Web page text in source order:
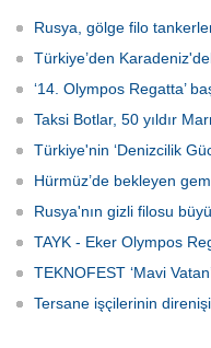
hava ve deniz kuvvetlerinin
operasyonuyla durduruldu.
kapsamında, gemideki iki yabancı
uyruklu kişi bir gemi mürettebatı
gözaltına alındı.
Rusya, gölge filo
Türkiye’den
‘14. Olympos Regatta’
Taksi Botlar, 50 yıldır
Türkiye'nin ‘Denizcilik
Hürmüz’de bekleyen
Rusya'nın gizli filosu
TAYK - Eker Olympos
TEKNOFEST ‘Mavi
Tersane işçilerinin